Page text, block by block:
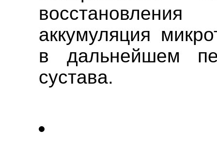
аккумуляция
в дальнейшем
сустава.